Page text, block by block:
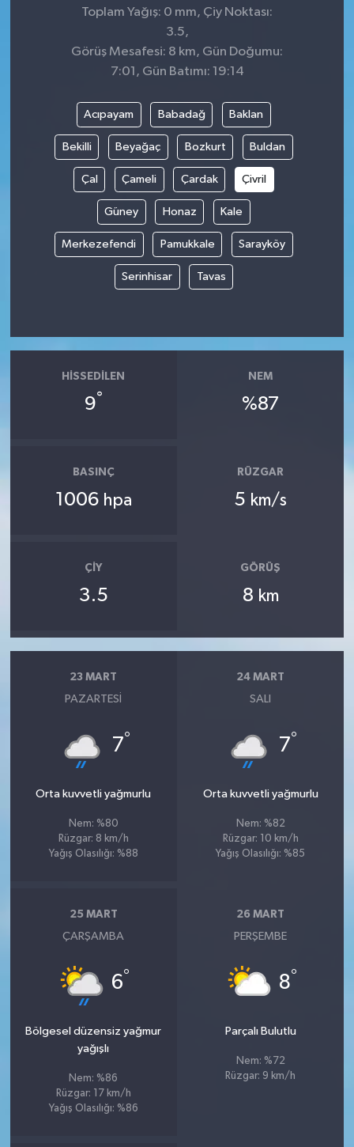
Toplam Yağış: 0 mm, Çiy Noktası:
3.5,
Görüş Mesafesi: 8 km, Gün Doğumu:
7:01, Gün Batımı: 19:14
Acıpayam Babadağ Baklan
Bekilli Beyağaç Bozkurt Buldan
Çal Çameli Çardak Çivril
Güney Honaz Kale
Merkezefendi Pamukkale Sarayköy
Serinhisar Tavas
HISSEDILEN
9°
NEM
%87
BASINÇ
1006 hpa
RÜZGAR
5 km/s
ÇIY
3.5
GÖRÜŞ
8 km
23 MART
PAZARTESI
7°
Orta kuvvetli yağmurlu
Nem: %80
Rüzgar: 8 km/h
Yağış Olasılığı: %88
24 MART
SALI
7°
Orta kuvvetli yağmurlu
Nem: %82
Rüzgar: 10 km/h
Yağış Olasılığı: %85
25 MART
ÇARŞAMBA
6°
Bölgesel düzensiz yağmur
yağışlı
Nem: %86
Rüzgar: 17 km/h
Yağış Olasılığı: %86
26 MART
PERŞEMBE
8°
Parçalı Bulutlu
Nem: %72
Rüzgar: 9 km/h